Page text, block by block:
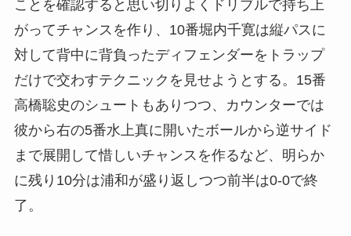
ことを確認すると思い切りよくドリブルで持ち上
がってチャンスを作り、10番堀内千寛は縦パスに
対して背中に背負ったディフェンダーをトラップ
だけで交わすテクニックを見せようとする。15番
高橋聡史のシュートもありつつ、カウンターでは
彼から右の5番水上真に開いたボールから逆サイド
まで展開して惜しいチャンスを作るなど、明らか
に残り10分は浦和が盛り返しつつ前半は0-0で終
了。